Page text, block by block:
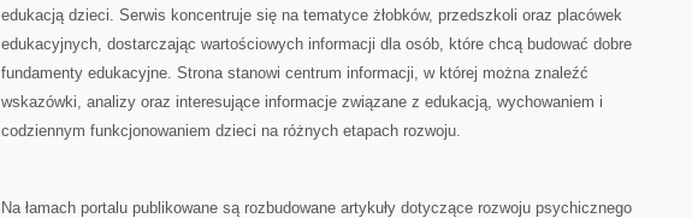
edukacją dzieci. Serwis koncentruje się na tematyce żłobków, przedszkoli oraz placówek
edukacyjnych, dostarczając wartościowych informacji dla osób, które chcą budować dobre
fundamenty edukacyjne. Strona stanowi centrum informacji, w której można znaleźć
wskazówki, analizy oraz interesujące informacje związane z edukacją, wychowaniem i
codziennym funkcjonowaniem dzieci na różnych etapach rozwoju.
Na łamach portalu publikowane są rozbudowane artykuły dotyczące rozwoju psychicznego